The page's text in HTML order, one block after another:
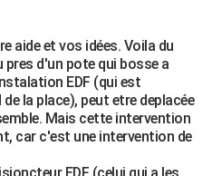
aide et vos idées. Voila du
pres d'un pote qui bosse a
EDF (qui est
la place), peut etre deplacée
Mais cette intervention
car c'est une intervention de